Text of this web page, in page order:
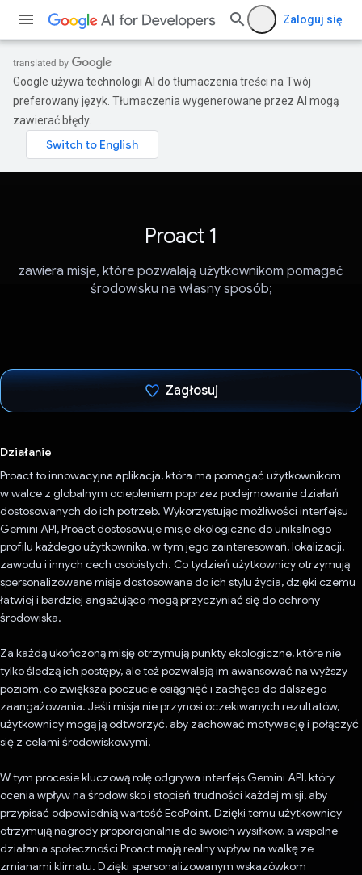
Zaloguj się
Google używa technologii AI do tłumaczenia treści na Twój
preferowany język. Tłumaczenia wygenerowane przez AI mogą
zawierać błędy.
Proact 1
zawiera misje, które pozwalają użytkownikom pomagać
środowisku na własny sposób;
Zagłosuj
Działanie
Proact to innowacyjna aplikacja, która ma pomagać użytkownikom
w walce z globalnym ociepleniem poprzez podejmowanie działań
dostosowanych do ich potrzeb. Wykorzystując możliwości interfejsu
Gemini API, Proact dostosowuje misje ekologiczne do unikalnego
profilu każdego użytkownika, w tym jego zainteresowań, lokalizacji,
zawodu i innych cech osobistych. Co tydzień użytkownicy otrzymują
spersonalizowane misje dostosowane do ich stylu życia, dzięki czemu
łatwiej i bardziej angażująco mogą przyczyniać się do ochrony
środowiska.
Za każdą ukończoną misję otrzymują punkty ekologiczne, które nie
tylko śledzą ich postępy, ale też pozwalają im awansować na wyższy
poziom, co zwiększa poczucie osiągnięć i zachęca do dalszego
zaangażowania. Jeśli misja nie przynosi oczekiwanych rezultatów,
użytkownicy mogą ją odtworzyć, aby zachować motywację i połączyć
się z celami środowiskowymi.
W tym procesie kluczową rolę odgrywa interfejs Gemini API, który
ocenia wpływ na środowisko i stopień trudności każdej misji, aby
przypisać odpowiednią wartość EcoPoint. Dzięki temu użytkownicy
otrzymują nagrody proporcjonalnie do swoich wysiłków, a wspólne
działania społeczności Proact mają realny wpływ na walkę ze
zmianami klimatu. Dzięki spersonalizowanym wskazówkom